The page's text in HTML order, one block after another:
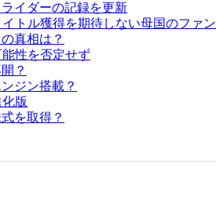
イダーの記録を更新
トル獲得を期待しない母国のファン
真相は？
能性を否定せず
？
ジン搭載？
版
を取得？